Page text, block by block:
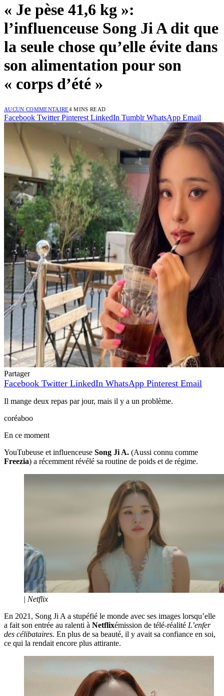
« Je pèse 41,6 kg »:
l’influenceuse Song Ji A dit que
la seule chose qu’elle évite dans
son alimentation pour son
« corps d’été »
AUCUN COMMENTAIRE4 MINS READ
Facebook Twitter Pinterest LinkedIn Tumblr WhatsApp Email
Partager
Facebook Twitter LinkedIn WhatsApp Pinterest Email
Il mange deux repas par jour, mais il y a un problème.
coréaboo
En ce moment
YouTubeuse et influenceuse Song Ji A. (Aussi connu comme
Freezia) a récemment révélé sa routine de poids et de régime.
| Netflix
En 2021, Song Ji A a stupéfié le monde avec ses images lorsqu’elle
a fait son entrée au ralenti à Netflixémission de télé-réalité L’enfer
des célibataires. En plus de sa beauté, il y avait sa confiance en soi,
ce qui la rendait encore plus attirante.